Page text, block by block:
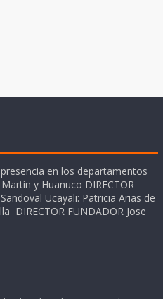
en los departamentos
y Huanuco DIRECTOR
Ucayali: Patricia Arias de
DIRECTOR FUNDADOR Jose